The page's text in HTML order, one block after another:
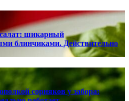
шикарный
блинчиками. Действительно
сорняков у забора: